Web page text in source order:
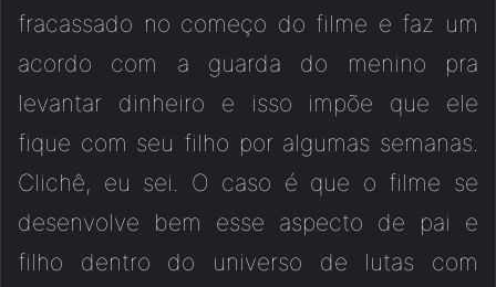
fracassado no começo do filme e faz um
acordo com a guarda do menino pra
levantar dinheiro e isso impõe que ele
fique com seu filho por algumas semanas.
Clichê, eu sei. O caso é que o filme se
desenvolve bem esse aspecto de pai e
filho dentro do universo de lutas com